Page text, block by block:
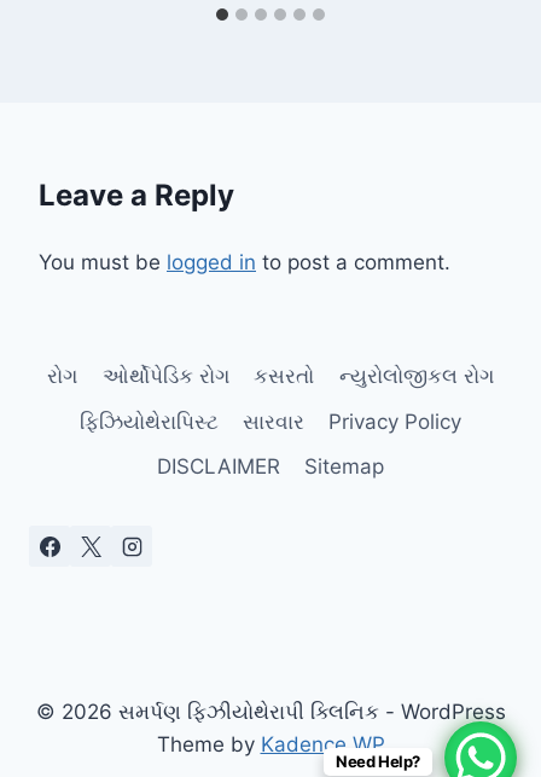
Leave a Reply
You must be logged in to post a comment.
રોગ ઓર્થોપેડિક રોગ કસરતો
ન્યુરોલોજીકલ રોગ
ફિઝિયોથેરાપિસ્ટ
સારવાર
Privacy Policy
DISCLAIMER
Sitemap
© 2026 સમર્પણ ફિઝીયોથેરાપી ક્લિનિક - WordPress
Theme by Kadence WP
Need Help?